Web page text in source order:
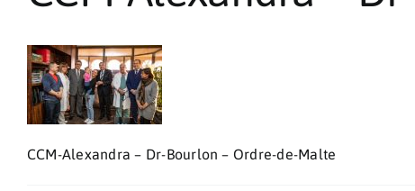
CCM-Alexandra – Dr-Bourlon – Ordre-de-Malte